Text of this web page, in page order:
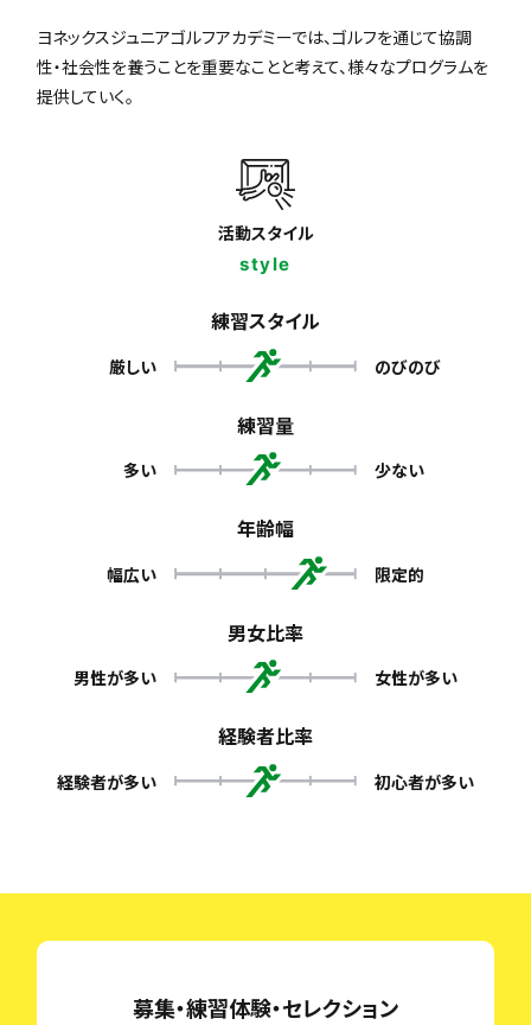
ヨネックスジュニアゴルフアカデミーでは、ゴルフを通じて協調
性・社会性を養うことを重要なことと考えて、様々なプログラムを
提供していく。
活動スタイル
style
練習スタイル
厳しい のびのび
練習量
多い 少ない
年齢幅
幅広い 限定的
男女比率
男性が多い 女性が多い
経験者比率
経験者が多い 初心者が多い
募集・練習体験・セレクション